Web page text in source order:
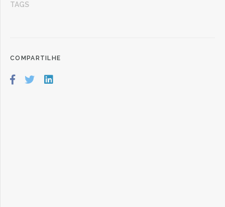
TAGS
COMPARTILHE